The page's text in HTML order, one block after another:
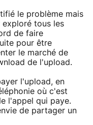
le problème mais
exploré tous les
de faire
pour être
le marché de
de l'upload.
l'upload, en
où c'est
l'appel qui paye.
de partager un